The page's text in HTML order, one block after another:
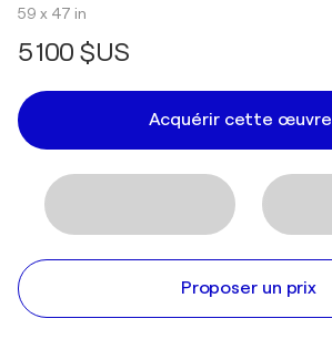
59 x 47 in
5 100 $US
Acquérir cette œuvre
Proposer un prix